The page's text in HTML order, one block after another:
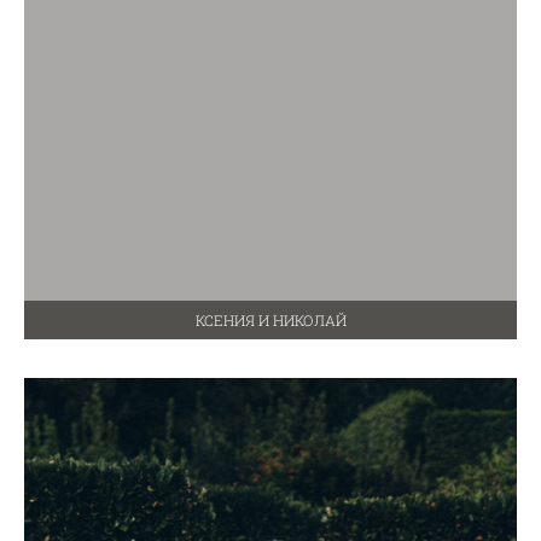
КСЕНИЯ И НИКОЛАЙ